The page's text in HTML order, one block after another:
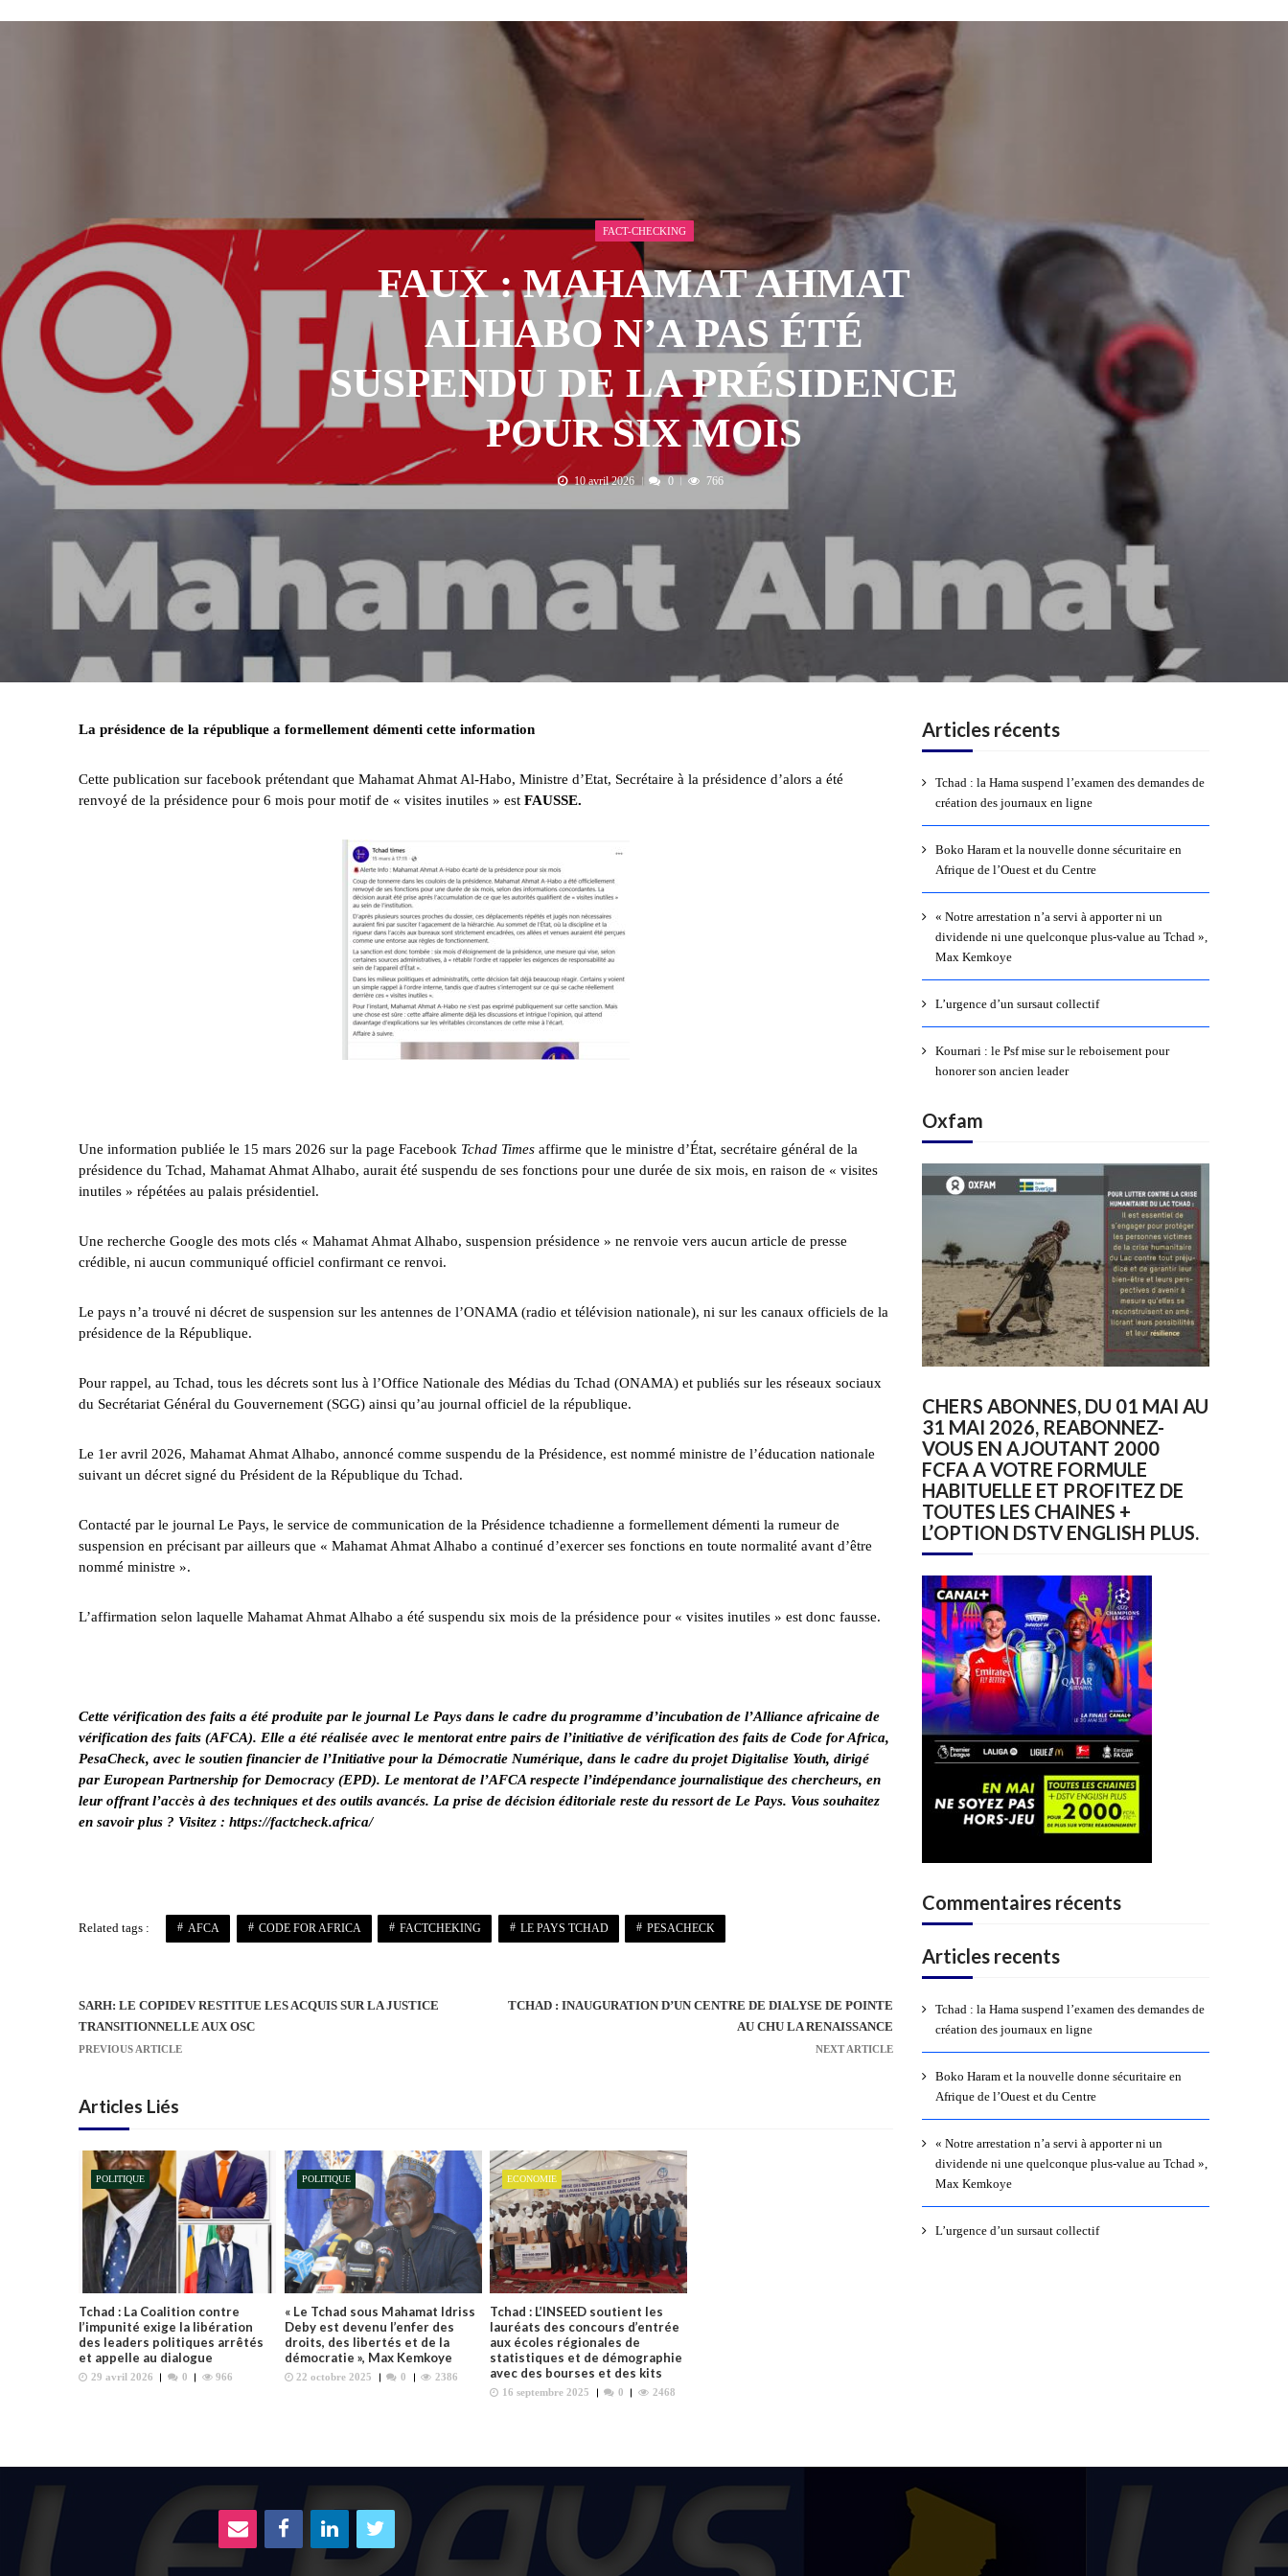
L’urgence d’un sursaut collectif 3 AOÛT 2026
Kournari : le Psf mise sur le reboisement pour honorer son ancien leader
Tchad : la Hama suspend l’examen des demandes de création des journaux en ligne...
Boko Haram et la nouvelle donne sécuritaire en Afrique de l’Ouest et du Ce...
FACT-CHECKING
FAUX : MAHAMAT AHMAT
ALHABO N’A PAS ÉTÉ
SUSPENDU DE LA PRÉSIDENCE
POUR SIX MOIS
10 avril 2026 0 766
La présidence de la république a formellement démenti cette information
Cette publication sur facebook prétendant que Mahamat Ahmat Al-Habo, Ministre d’Etat, Secrétaire à la présidence d’alors a été
renvoyé de la présidence pour 6 mois pour motif de « visites inutiles » est FAUSSE.
Une information publiée le 15 mars 2026 sur la page Facebook Tchad Times affirme que le ministre d’État, secrétaire général de la
présidence du Tchad, Mahamat Ahmat Alhabo, aurait été suspendu de ses fonctions pour une durée de six mois, en raison de « visites
inutiles » répétées au palais présidentiel.
Une recherche Google des mots clés « Mahamat Ahmat Alhabo, suspension présidence » ne renvoie vers aucun article de presse
crédible, ni aucun communiqué officiel confirmant ce renvoi.
Le pays n’a trouvé ni décret de suspension sur les antennes de l’ONAMA (radio et télévision nationale), ni sur les canaux officiels de la
présidence de la République.
Pour rappel, au Tchad, tous les décrets sont lus à l’Office Nationale des Médias du Tchad (ONAMA) et publiés sur les réseaux sociaux
du Secrétariat Général du Gouvernement (SGG) ainsi qu’au journal officiel de la république.
Le 1er avril 2026, Mahamat Ahmat Alhabo, annoncé comme suspendu de la Présidence, est nommé ministre de l’éducation nationale
suivant un décret signé du Président de la République du Tchad.
Contacté par le journal Le Pays, le service de communication de la Présidence tchadienne a formellement démenti la rumeur de
suspension en précisant par ailleurs que « Mahamat Ahmat Alhabo a continué d’exercer ses fonctions en toute normalité avant d’être
nommé ministre ».
L’affirmation selon laquelle Mahamat Ahmat Alhabo a été suspendu six mois de la présidence pour « visites inutiles » est donc fausse.
Cette vérification des faits a été produite par le journal Le Pays dans le cadre du programme d’incubation de l’Alliance africaine de
vérification des faits (AFCA). Elle a été réalisée avec le mentorat entre pairs de l’initiative de vérification des faits de Code for Africa,
PesaCheck, avec le soutien financier de l’Initiative pour la Démocratie Numérique, dans le cadre du projet Digitalise Youth, dirigé
par European Partnership for Democracy (EPD). Le mentorat de l’AFCA respecte l’indépendance journalistique des chercheurs, en
leur offrant l’accès à des techniques et des outils avancés. La prise de décision éditoriale reste du ressort de Le Pays. Vous souhaitez
en savoir plus ? Visitez : https://factcheck.africa/
Related tags : AFCA CODE FOR AFRICA FACTCHEKING LE PAYS TCHAD PESACHECK
N
a
i
g
o
n
d
e
l
’
a
r
l
SARH: LE COPIDEV RESTITUE LES ACQUIS SUR LA JUSTICE
TRANSITIONNELLE AUX OSC
PREVIOUS ARTICLE
TCHAD : INAUGURATION D’UN CENTRE DE DIALYSE DE POINTE
AU CHU LA RENAISSANCE
NEXT ARTICLE
Articles Liés
POLITIQUE
Tchad : La Coalition contre
l’impunité exige la libération
des leaders politiques arrêtés
et appelle au dialogue
29 avril 2026 0 966
POLITIQUE
« Le Tchad sous Mahamat Idriss
Deby est devenu l’enfer des
droits, des libertés et de la
démocratie », Max Kemkoye
22 octobre 2025 0 2386
ECONOMIE
Tchad : L’INSEED soutient les
lauréats des concours d’entrée
aux écoles régionales de
statistiques et de démographie
avec des bourses et des kits
16 septembre 2025 0 2468
Articles récents
Tchad : la Hama suspend l’examen des demandes de
création des journaux en ligne
Boko Haram et la nouvelle donne sécuritaire en
Afrique de l’Ouest et du Centre
« Notre arrestation n’a servi à apporter ni un
dividende ni une quelconque plus-value au Tchad »,
Max Kemkoye
L’urgence d’un sursaut collectif
Kournari : le Psf mise sur le reboisement pour
honorer son ancien leader
Oxfam
CHERS ABONNES, DU 01 MAI AU
31 MAI 2026, REABONNEZ-
VOUS EN AJOUTANT 2000
FCFA A VOTRE FORMULE
HABITUELLE ET PROFITEZ DE
TOUTES LES CHAINES +
L’OPTION DSTV ENGLISH PLUS.
Commentaires récents
Articles recents
Tchad : la Hama suspend l’examen des demandes de
création des journaux en ligne
Boko Haram et la nouvelle donne sécuritaire en
Afrique de l’Ouest et du Centre
« Notre arrestation n’a servi à apporter ni un
dividende ni une quelconque plus-value au Tchad »,
Max Kemkoye
L’urgence d’un sursaut collectif